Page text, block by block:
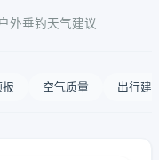
外垂钓天气建议
报 空气质量 出行建